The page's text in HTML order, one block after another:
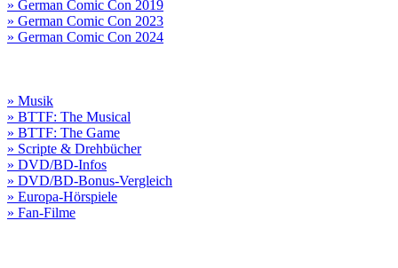
» German Comic Con 2019
» German Comic Con 2023
» German Comic Con 2024
» Musik
» BTTF: The Musical
» BTTF: The Game
» Scripte & Drehbücher
» DVD/BD-Infos
» DVD/BD-Bonus-Vergleich
» Europa-Hörspiele
» Fan-Filme